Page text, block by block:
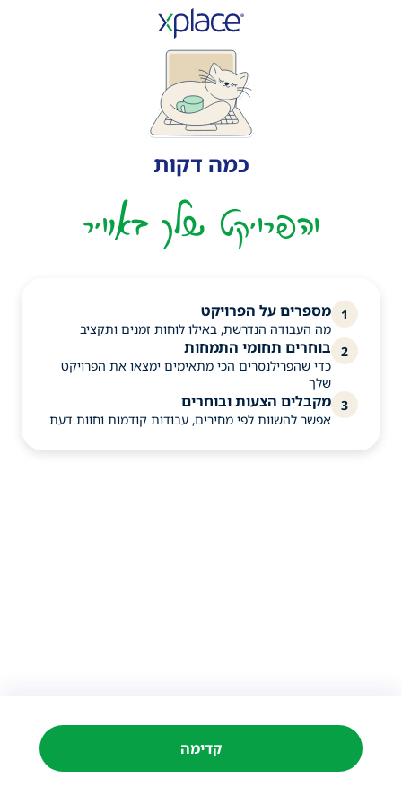
כמה דקות
והפרויקט שלך באוויר
1 מספרים על הפרויקט
מה העבודה הנדרשת, באילו לוחות זמנים ותקציב
2
בוחרים תחומי התמחות
כדי שהפרילנסרים הכי מתאימים ימצאו את הפרויקט
שלך
3 מקבלים הצעות ובוחרים
אפשר להשוות לפי מחירים, עבודות קודמות וחוות דעת
קדימה